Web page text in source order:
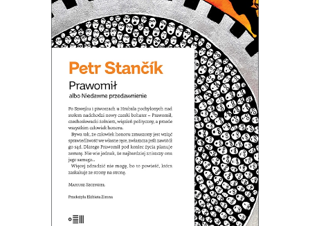
E-BOOK DO KOSZYKA
PRAWOMIŁ ALBO NIEDAWNE
PRZEDAWNIENIE
Bywa, że człowiek honoru zmuszony
jest wziąć sprawiedliwość we własne
58.00zł 37.70zł
KSIĄŻKA DO KOSZYKA